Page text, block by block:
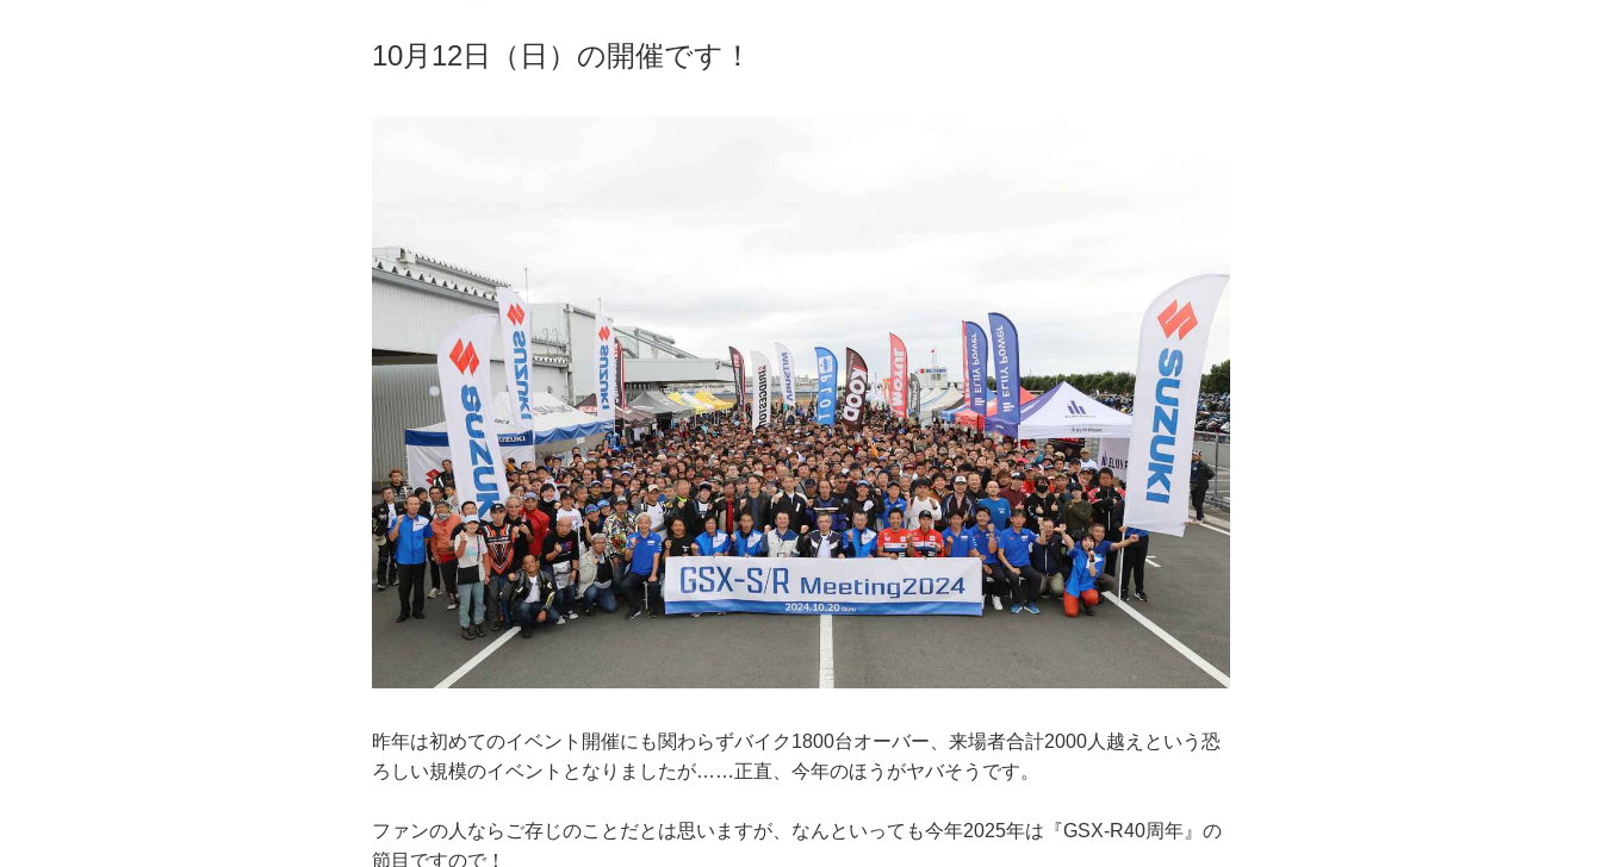
10月12日（日）の開催です！
昨年は初めてのイベント開催にも関わらずバイク1800台オーバー、来場者合計2000人越えという恐
ろしい規模のイベントとなりましたが……正直、今年のほうがヤバそうです。
ファンの人ならご存じのことだとは思いますが、なんといっても今年2025年は『GSX-R40周年』の
節目ですので！